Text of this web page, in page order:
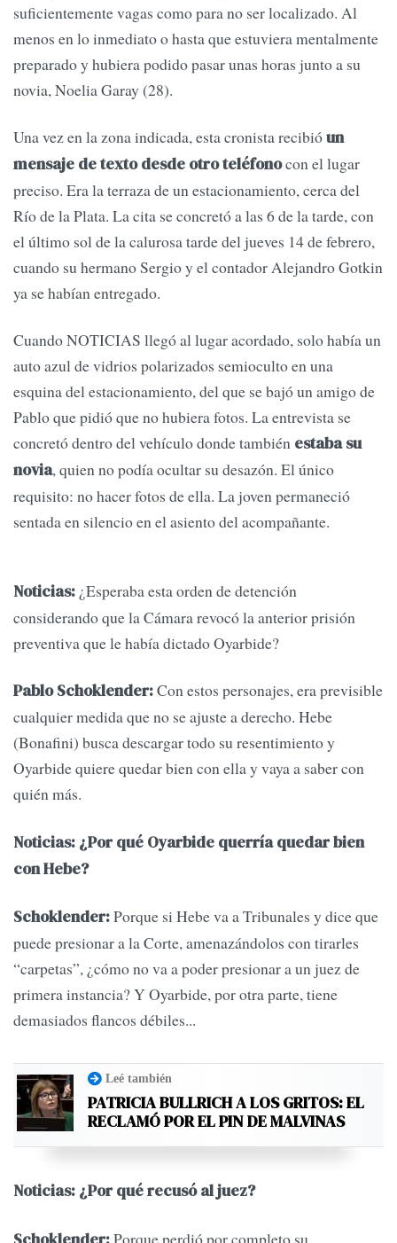
suficientemente vagas como para no ser localizado. Al
menos en lo inmediato o hasta que estuviera mentalmente
preparado y hubiera podido pasar unas horas junto a su
novia, Noelia Garay (28).
Una vez en la zona indicada, esta cronista recibióun
mensaje de texto desde otro teléfonocon el lugar
preciso. Era la terraza de un estacionamiento, cerca del
Río de la Plata. La cita se concretó a las 6 de la tarde, con
el último sol de la calurosa tarde del jueves 14 de febrero,
cuando su hermano Sergio y el contador Alejandro Gotkin
ya se habían entregado.
Cuando NOTICIAS llegó al lugar acordado, solo había un
auto azul de vidrios polarizados semioculto en una
esquina del estacionamiento, del que se bajó un amigo de
Pablo que pidió que no hubiera fotos. La entrevista se
concretó dentro del vehículo donde también estaba su
novia, quien no podía ocultar su desazón. El único
requisito: no hacer fotos de ella. La joven permaneció
sentada en silencio en el asiento del acompañante.
Noticias: ¿Esperaba esta orden de detención
considerando que la Cámara revocó la anterior prisión
preventiva que le había dictado Oyarbide?
Pablo Schoklender:Con estos personajes, era previsible
cualquier medida que no se ajuste a derecho. Hebe
(Bonafini) busca descargar todo su resentimiento y
Oyarbide quiere quedar bien con ella y vaya a saber con
quién más.
Noticias: ¿Por qué Oyarbide querría quedar bien
con Hebe?
Schoklender:Porque si Hebe va a Tribunales y dice que
puede presionar a la Corte, amenazándolos con tirarles
“carpetas”, ¿cómo no va a poder presionar a un juez de
primera instancia? Y Oyarbide, por otra parte, tiene
demasiados flancos débiles...
Leé también
PATRICIA BULLRICH A LOS GRITOS: EL
RECLAMÓ POR EL PIN DE MALVINAS
Noticias: ¿Por qué recusó al juez?
Porque perdió por completo su